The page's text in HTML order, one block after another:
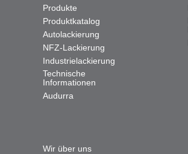
Produkte
Produktkatalog
Autolackierung
NFZ-Lackierung
Industrielackierung
Technische
Informationen
Audurra
Wir über uns